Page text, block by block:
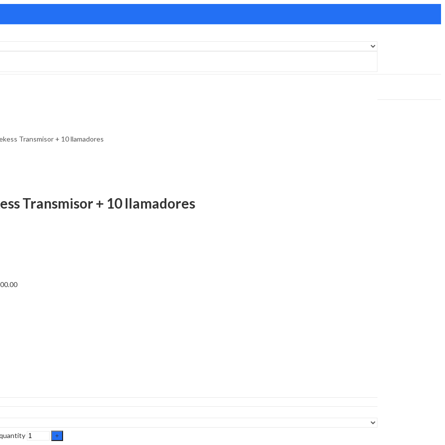
Transmisor + 10 llamadores
Transmisor + 10 llamadores